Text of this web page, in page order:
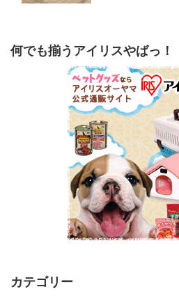
何でも揃うアイリスやばっ！
カテゴリー